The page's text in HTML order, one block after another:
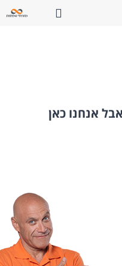
פתח חיפוש
אנחנו כאן